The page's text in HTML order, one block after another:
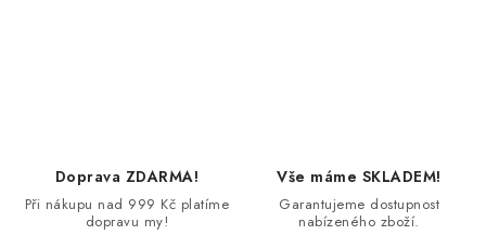
Doprava ZDARMA!
Při nákupu nad 999 Kč platíme
dopravu my!
Vše máme SKLADEM!
Garantujeme dostupnost
nabízeného zboží.